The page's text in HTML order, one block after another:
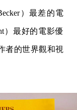
）最差的電
）最好的電影優
者的世界觀和視